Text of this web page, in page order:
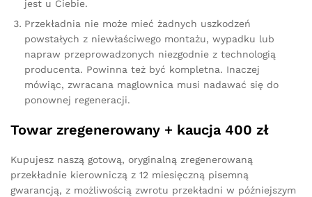
jest u Ciebie.
Przekładnia nie może mieć żadnych uszkodzeń
powstałych z niewłaściwego montażu, wypadku lub
napraw przeprowadzonych niezgodnie z technologią
producenta. Powinna też być kompletna. Inaczej
mówiąc, zwracana maglownica musi nadawać się do
ponownej regeneracji.
Towar zregenerowany + kaucja 400 zł
Kupujesz naszą gotową, oryginalną zregenerowaną
przekładnie kierowniczą z 12 miesięczną pisemną
gwarancją, z możliwością zwrotu przekładni w późniejszym